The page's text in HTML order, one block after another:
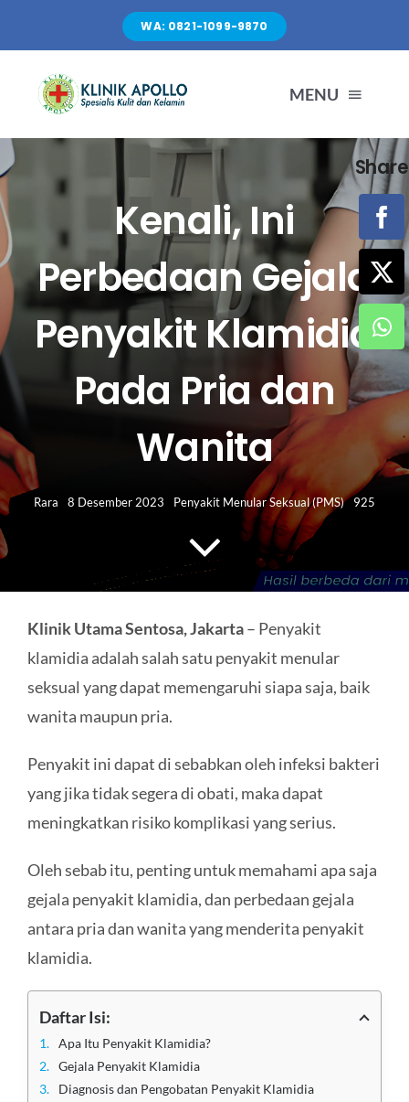
content
WA: 0821-1099-9870
MENU
TENTANG KAMI
LAYANAN
FASILITAS
ARTIKEL
Search
for:
Kenali, Ini
Perbedaan Gejala
Penyakit Klamidia
Pada Pria dan
Wanita
Rara 8 Desember 2023 Penyakit Menular Seksual (PMS) 925
Klinik Utama Sentosa, Jakarta– Penyakit
klamidia adalah salah satu penyakit menular
seksual yang dapat memengaruhi siapa saja, baik
wanita maupun pria.
Penyakit ini dapat di sebabkan oleh infeksi bakteri
yang jika tidak segera di obati, maka dapat
meningkatkan risiko komplikasi yang serius.
Oleh sebab itu, penting untuk memahami apa saja
gejala penyakit klamidia, dan perbedaan gejala
antara pria dan wanita yang menderita penyakit
klamidia.
Daftar Isi:
Apa Itu Penyakit Klamidia?
Gejala Penyakit Klamidia
Diagnosis dan Pengobatan Penyakit Klamidia
Share